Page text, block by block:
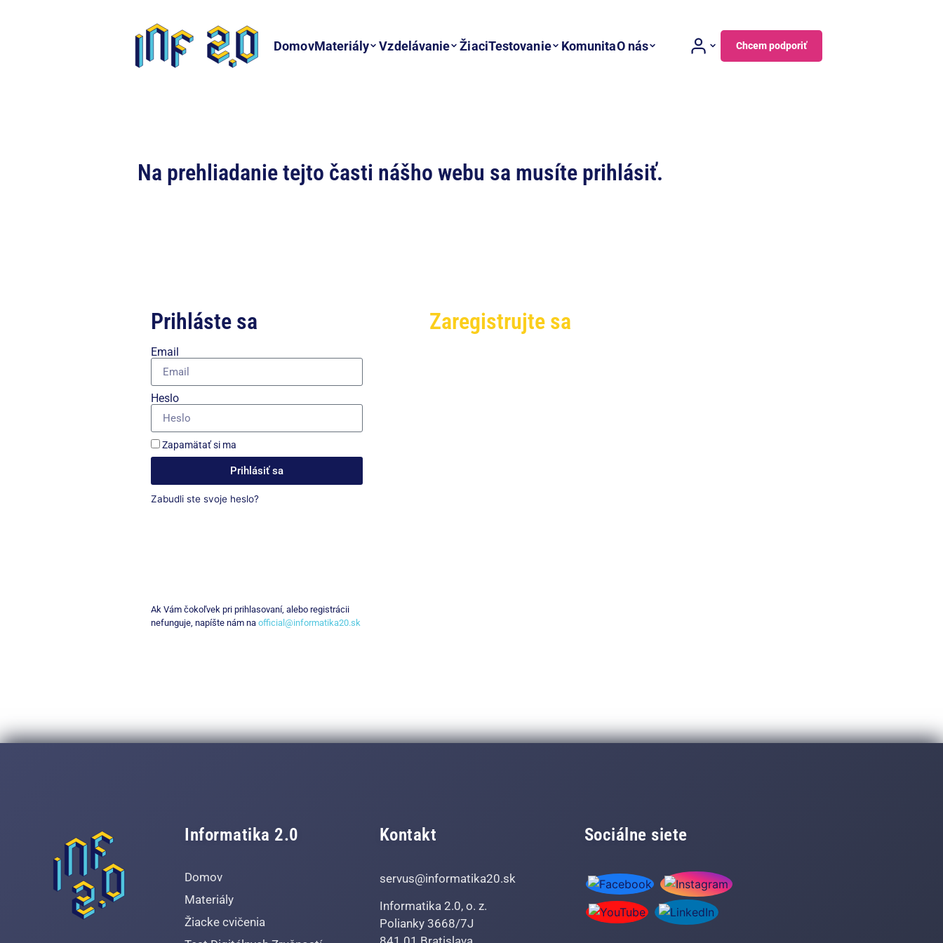
DomovMateriály Vzdelávanie ŽiaciTestovanie KomunitaO nás Chcem podporiť
Na prehliadanie tejto časti nášho webu sa musíte prihlásiť.
Prihláste sa
Email
Heslo
Zapamätať si ma
Prihlásiť sa
Zabudli ste svoje heslo?
Ak Vám čokoľvek pri prihlasovaní, alebo registrácii
nefunguje, napíšte nám na official@informatika20.sk
Zaregistrujte sa
Informatika 2.0
Domov
Materiály
Žiacke cvičenia
Kontakt
servus@informatika20.sk
Informatika 2.0, o. z.
Polianky 3668/7J
Sociálne siete